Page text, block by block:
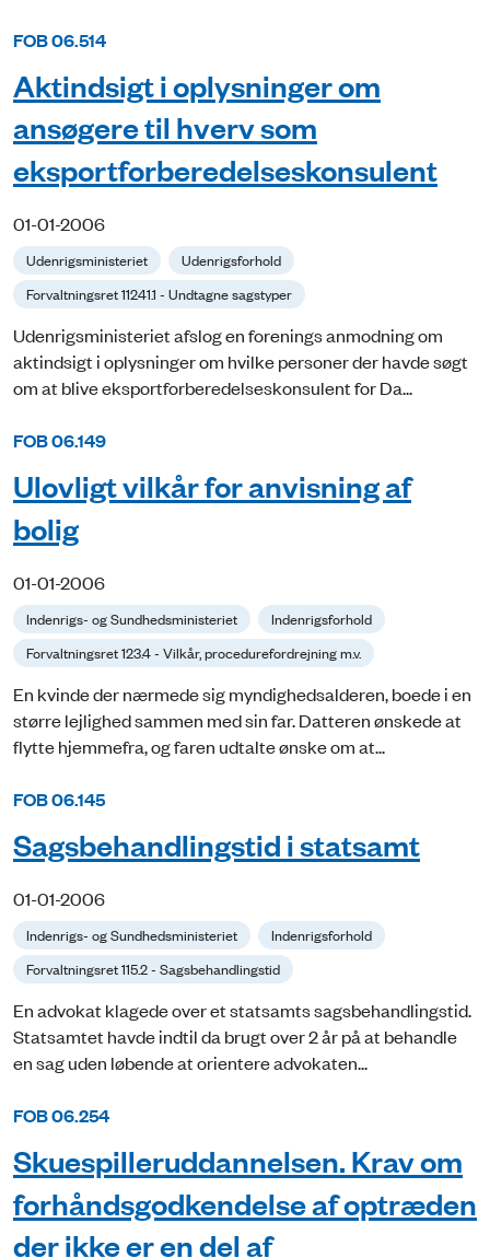
FOB 06.514
Aktindsigt i oplysninger om
ansøgere til hverv som
eksportforberedelseskonsulent
01-01-2006
Udenrigsministeriet
Udenrigsforhold
Forvaltningsret 11241.1 - Undtagne sagstyper
Udenrigsministeriet afslog en forenings anmodning om
aktindsigt i oplysninger om hvilke personer der havde søgt
om at blive eksportforberedelseskonsulent for Da...
FOB 06.149
Ulovligt vilkår for anvisning af
bolig
01-01-2006
Indenrigs- og Sundhedsministeriet
Indenrigsforhold
Forvaltningsret 123.4 - Vilkår, procedurefordrejning m.v.
En kvinde der nærmede sig myndighedsalderen, boede i en
større lejlighed sammen med sin far. Datteren ønskede at
flytte hjemmefra, og faren udtalte ønske om at...
FOB 06.145
Sagsbehandlingstid i statsamt
01-01-2006
Indenrigs- og Sundhedsministeriet
Indenrigsforhold
Forvaltningsret 115.2 - Sagsbehandlingstid
En advokat klagede over et statsamts sagsbehandlingstid.
Statsamtet havde indtil da brugt over 2 år på at behandle
en sag uden løbende at orientere advokaten...
FOB 06.254
Skuespilleruddannelsen. Krav om
forhåndsgodkendelse af optræden
der ikke er en del af